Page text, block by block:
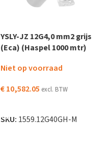
YSLY-JZ 12G4,0 mm2 grijs
(Eca) (Haspel 1000 mtr)
Niet op voorraad
€10,582.05 excl. BTW
SKU: 1559.12G40GH-M